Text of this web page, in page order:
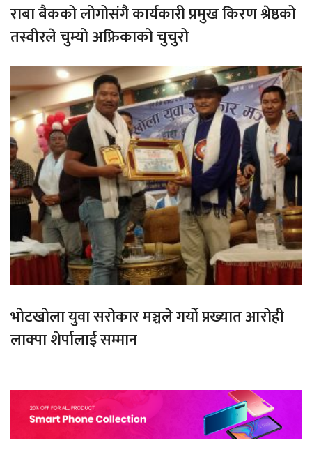
राबा बैकको लोगोसंगै कार्यकारी प्रमुख किरण श्रेष्ठको
तस्वीरले चुम्यो अफ्रिकाको चुचुरो
भोटखोला युवा सरोकार मञ्चले गर्यो प्रख्यात आरोही
लाक्पा शेर्पालाई सम्मान